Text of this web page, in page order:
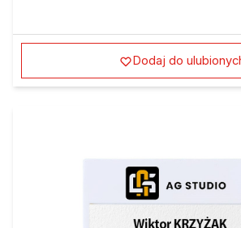
Dodaj do